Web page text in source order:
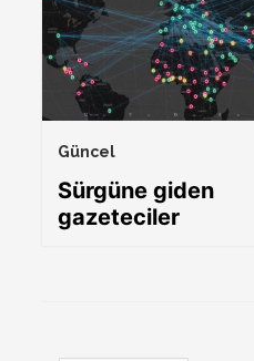
Güncel
Sürgüne giden
gazeteciler